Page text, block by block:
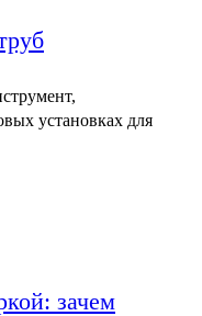
установках для
зачем